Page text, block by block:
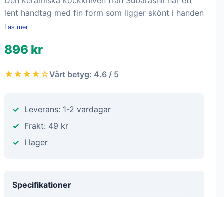
lent handtag med fin form som ligger skönt i handen
Läs mer
896 kr
★★★★☆Vårt betyg: 4.6 / 5
Leverans: 1-2 vardagar
Frakt: 49 kr
I lager
Specifikationer